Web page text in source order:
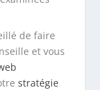
de faire
et vous
stratégie